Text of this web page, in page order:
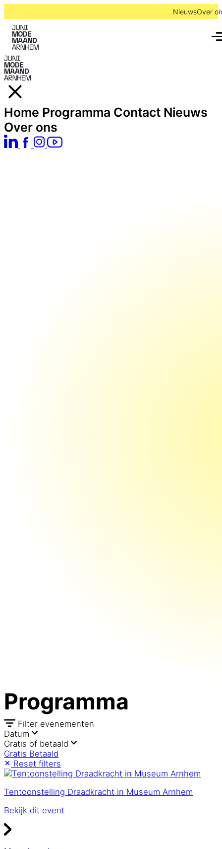
NieuwsOver
Home Programma Contact Nieuws
Over ons
Programma
Filter evenementen
Datum
Gratis of betaald
Gratis Betaald
Reset filters
Tentoonstelling Draadkracht in Museum Arnhem
Bekijk dit event